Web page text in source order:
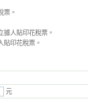
票。
人貼印花稅票。
印花稅票。
元